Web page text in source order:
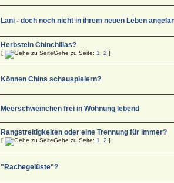
Lani - doch noch nicht in ihrem neuen Leben
Herbsteln Chinchillas?
[ Gehe zu Seite: 1 ,2 ]
Können Chins schauspielern?
Meerschweinchen frei in Wohnung lebend
Rangstreitigkeiten oder eine Trennung für immer?
[ Gehe zu Seite: 1 ,2 ]
"Rachegelüste"?